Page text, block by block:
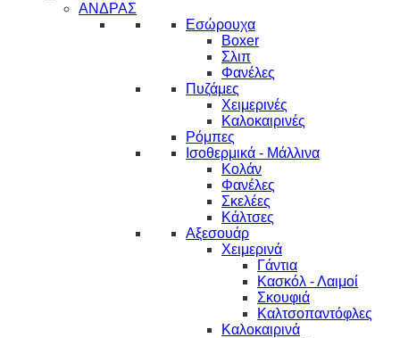
ΑΝΔΡΑΣ
Εσώρουχα
Boxer
Σλιπ
Φανέλες
Πυζάμες
Χειμερινές
Καλοκαιρινές
Ρόμπες
Ισοθερμικά - Μάλλινα
Κολάν
Φανέλες
Σκελέες
Κάλτσες
Αξεσουάρ
Χειμερινά
Γάντια
Κασκόλ - Λαιμοί
Σκουφιά
Καλτσοπαντόφλες
Καλοκαιρινά